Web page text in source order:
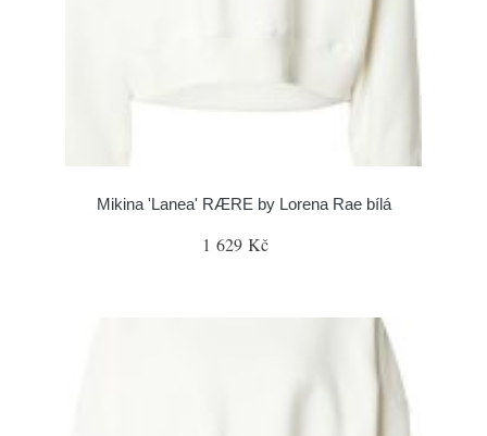
Mikina 'Lanea' RÆRE by Lorena Rae bílá
1 629 Kč